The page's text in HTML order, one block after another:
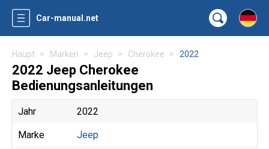
Car-manual.net
Haupt Marken Jeep Cherokee 2022
2022 Jeep Cherokee
Bedienungsanleitungen
Jahr 2022
Marke Jeep